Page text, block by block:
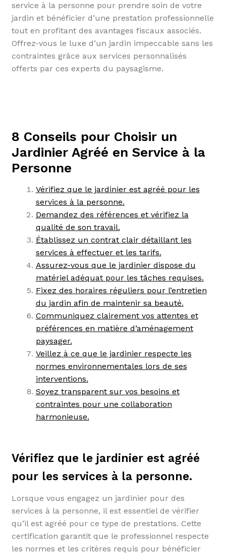
service à la personne pour prendre soin de votre
jardin et bénéficier d’une prestation professionnelle
tout en profitant des avantages fiscaux associés.
Offrez-vous le luxe d’un jardin impeccable sans les
contraintes grâce aux services personnalisés
offerts par ces experts du paysagisme.
8 Conseils pour Choisir un
Jardinier Agréé en Service à la
Personne
Vérifiez que le jardinier est agréé pour les
services à la personne.
Demandez des références et vérifiez la
qualité de son travail.
Établissez un contrat clair détaillant les
services à effectuer et les tarifs.
Assurez-vous que le jardinier dispose du
matériel adéquat pour les tâches requises.
Fixez des horaires réguliers pour l’entretien
du jardin afin de maintenir sa beauté.
Communiquez clairement vos attentes et
préférences en matière d’aménagement
paysager.
Veillez à ce que le jardinier respecte les
normes environnementales lors de ses
interventions.
Soyez transparent sur vos besoins et
contraintes pour une collaboration
harmonieuse.
Vérifiez que le jardinier est agréé
pour les services à la personne.
Lorsque vous engagez un jardinier pour des
services à la personne, il est essentiel de vérifier
qu’il est agréé pour ce type de prestations. Cette
certification garantit que le professionnel respecte
les normes et les critères requis pour bénéficier